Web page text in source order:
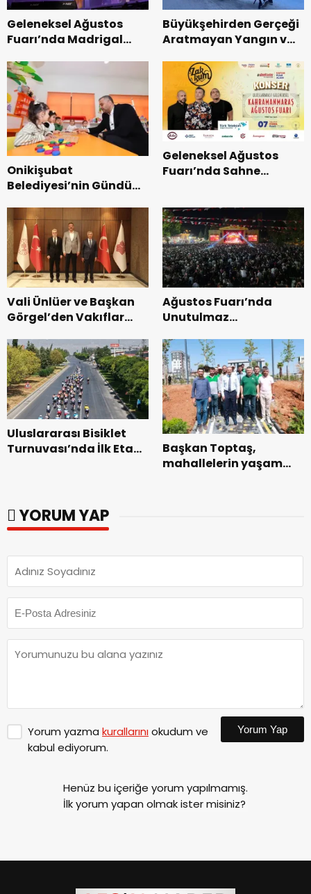
Geleneksel Ağustos
Fuarı’nda Madrigal
Büyükşehirden Gerçeği
Aratmayan Yangın ve
Onikişubat
Belediyesi’nin Gündüz
dönemin ön kayıtları
başladı.
Geleneksel Ağustos
Fuarı’nda Sahne
Vali Ünlüer ve Başkan
Görgel’den Vakıflar
ziyaret.
Ağustos Fuarı’nda
Unutulmaz
Uluslararası Bisiklet
Turnuvası’nda İlk Etap
Başkan Toptaş,
mahallelerin yaşam
YORUM YAP
Yorum yazma kurallarınıokudum ve
kabul ediyorum.
Yorum Yap
Henüz bu içeriğe yorum yapılmamış.
İlk yorum yapan olmak ister misiniz?